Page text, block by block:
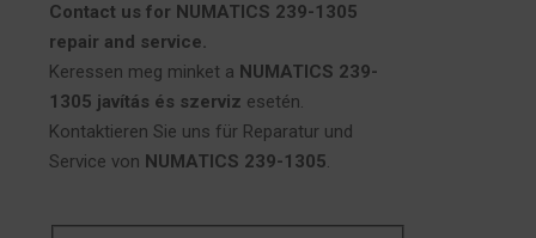
Contact us for NUMATICS 239-1305
repair and service.
Keressen meg minket a NUMATICS 239-
1305 javítás és szerviz esetén.
Kontaktieren Sie uns für Reparatur und
Service von NUMATICS 239-1305.